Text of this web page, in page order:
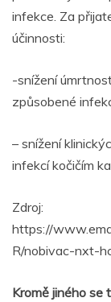
infekce. Za
účinnosti:
-snížení
způsobené
– snížení
infekcí kočičím
Zdroj:
https://
R/nobivac-nxt-
Kromě jiného se